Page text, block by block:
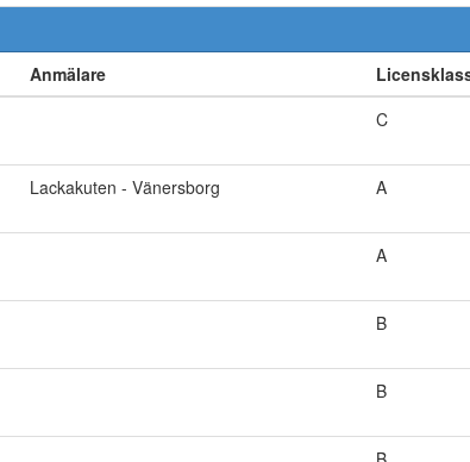
Anmälare
C
Lackakuten - Vänersborg A
A
B
B